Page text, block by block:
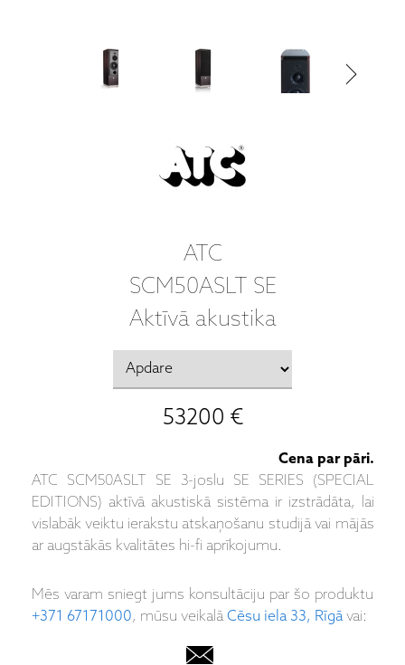
ATC
SCM50ASLT SE
Aktīvā akustika
53200 €
Cena par pāri.
ATC SCM50ASLT SE 3-joslu SE SERIES (SPECIAL
EDITIONS) aktīvā akustiskā sistēma ir izstrādāta, lai
vislabāk veiktu ierakstu atskaņošanu studijā vai mājās
ar augstākās kvalitātes hi-fi aprīkojumu.
Mēs varam sniegt jums konsultāciju par šo produktu
+371 67171000, mūsu veikalāCēsu iela 33, Rīgāvai: